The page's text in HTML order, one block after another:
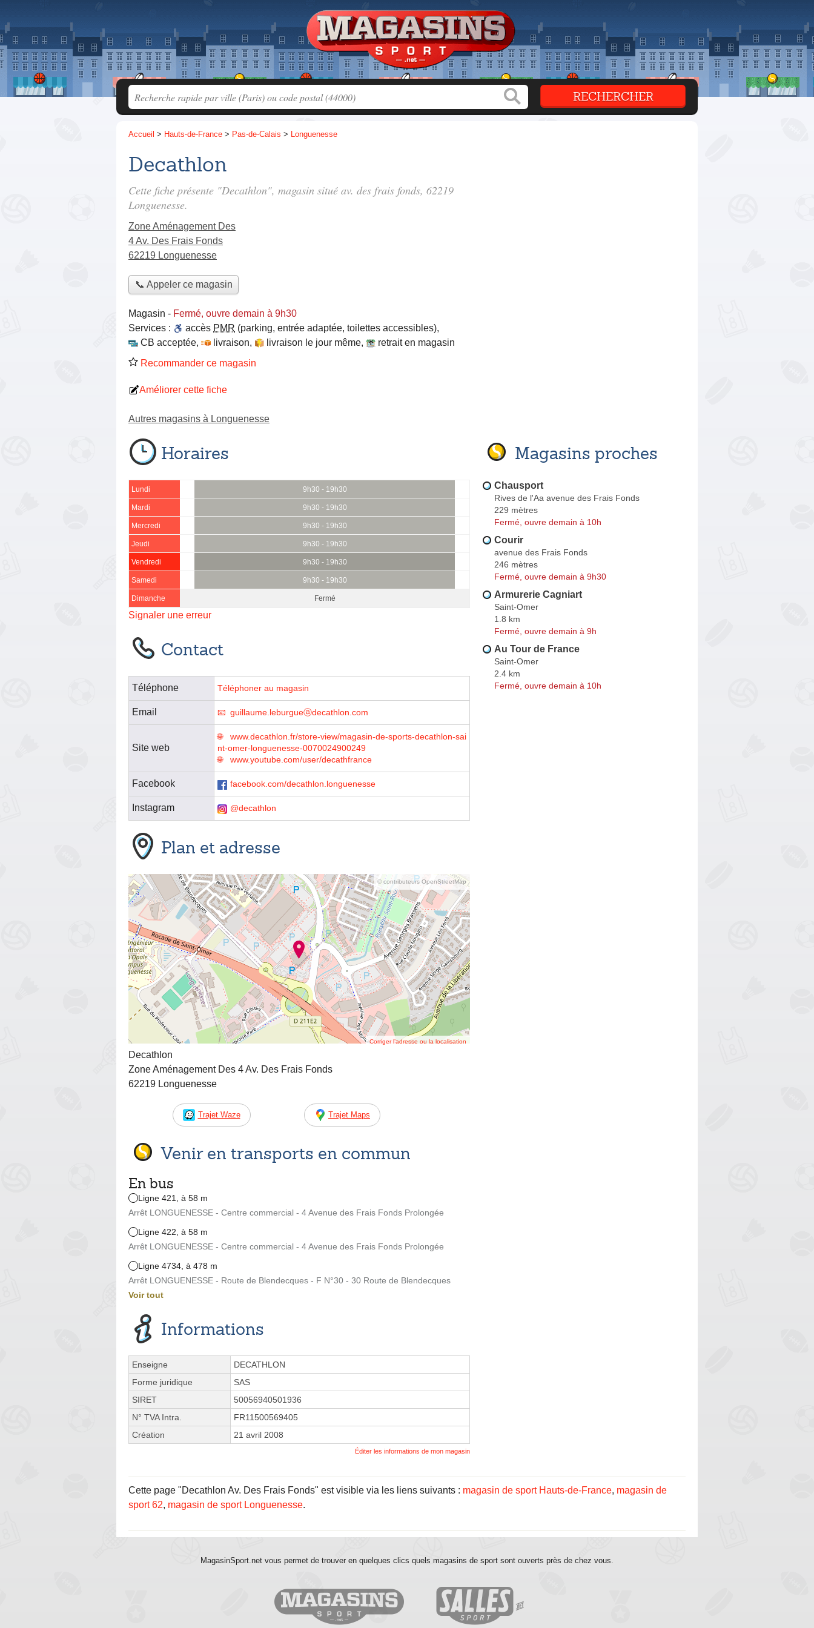
Accueil > Hauts-de-France > Pas-de-Calais > Longuenesse
Decathlon
Cette fiche présente "Decathlon", magasin situé av. des frais fonds, 62219
Longuenesse.
Zone Aménagement Des
4 Av. Des Frais Fonds
62219 Longuenesse
📞 Appeler ce magasin
Magasin - Fermé, ouvre demain à 9h30
Services :
accès PMR (parking, entrée adaptée, toilettes accessibles),
CB acceptée, livraison, livraison le jour même,
retrait en magasin
Recommander ce magasin
Améliorer cette fiche
Autres magasins à Longuenesse
Horaires
Lundi 9h30 - 19h30
Mardi 9h30 - 19h30
Mercredi 9h30 - 19h30
Jeudi 9h30 - 19h30
Vendredi 9h30 - 19h30
Samedi 9h30 - 19h30
Dimanche Fermé
Signaler une erreur
Contact
Téléphone Téléphoner au magasin
Email guillaume.leburgueⓐdecathlon.com
Site web
www.decathlon.fr/store-view/magasin-de-sports-decathlon-sai
nt-omer-longuenesse-0070024900249
www.youtube.com/user/decathfrance
Facebook facebook.com/decathlon.longuenesse
Instagram @decathlon
Plan et adresse
© contributeurs OpenStreetMap
Corriger l’adresse ou la localisation
Decathlon
Zone Aménagement Des 4 Av. Des Frais Fonds
62219 Longuenesse
Trajet Waze Trajet Maps
Venir en transports en commun
En bus
Ligne 421, à 58 m
Arrêt LONGUENESSE - Centre commercial - 4 Avenue des Frais Fonds Prolongée
Ligne 422, à 58 m
Arrêt LONGUENESSE - Centre commercial - 4 Avenue des Frais Fonds Prolongée
Ligne 4734, à 478 m
Arrêt LONGUENESSE - Route de Blendecques - F N°30 - 30 Route de Blendecques
Voir tout
Informations
Enseigne
DECATHLON
Forme juridique
SAS
SIRET
50056940501936
N° TVA Intra.
FR11500569405
Création
21 avril 2008
Éditer les informations de mon magasin
Magasins proches
Chausport
Rives de l'Aa avenue des Frais Fonds
229 mètres
Fermé, ouvre demain à 10h
Courir
avenue des Frais Fonds
246 mètres
Fermé, ouvre demain à 9h30
Armurerie Cagniart
Saint-Omer
1.8 km
Fermé, ouvre demain à 9h
Au Tour de France
Saint-Omer
2.4 km
Fermé, ouvre demain à 10h
Cette page "Decathlon Av. Des Frais Fonds" est visible via les liens suivants : magasin de sport Hauts-de-France, magasin de
sport 62, magasin de sport Longuenesse.
MagasinSport.net vous permet de trouver en quelques clics quels magasins de sport sont ouverts près de chez vous.